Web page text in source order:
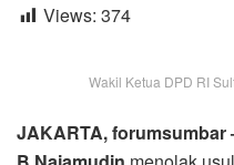
Views: 374
Wakil Ketua DPD RI
JAKARTA,